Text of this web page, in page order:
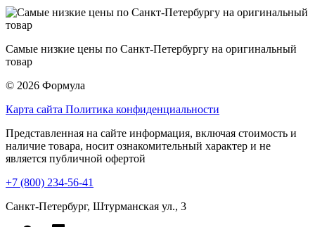
Самые низкие цены по Санкт-Петербургу на оригинальный
товар
© 2026 Формула
Карта сайта Политика конфиденциальности
Представленная на сайте информация, включая стоимость и
наличие товара, носит ознакомительный характер и не
является публичной офертой
+7 (800) 234-56-41
Санкт-Петербург, Штурманская ул., 3